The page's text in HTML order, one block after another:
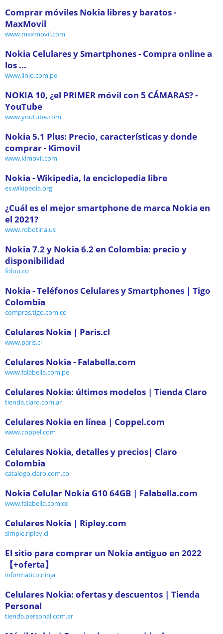
Comprar móviles Nokia libres y baratos -
MaxMovil
www.maxmovil.com
Nokia Celulares y Smartphones - Compra online a
los ...
www.linio.com.pe
NOKIA 10, ¿el PRIMER móvil con 5 CÁMARAS? -
YouTube
www.youtube.com
Nokia 5.1 Plus: Precio, características y donde
comprar - Kimovil
www.kimovil.com
Nokia - Wikipedia, la enciclopedia libre
es.wikipedia.org
¿Cuál es el mejor smartphone de marca Nokia en
el 2021?
www.robotina.us
Nokia 7.2 y Nokia 6.2 en Colombia: precio y
disponibilidad
folou.co
Nokia - Teléfonos Celulares y Smartphones | Tigo
Colombia
compras.tigo.com.co
Celulares Nokia | Paris.cl
www.paris.cl
Celulares Nokia - Falabella.com
www.falabella.com.pe
Celulares Nokia: últimos modelos | Tienda Claro
tienda.claro.com.ar
Celulares Nokia en línea | Coppel.com
www.coppel.com
Celulares Nokia, detalles y precios| Claro
Colombia
catalogo.claro.com.co
Nokia Celular Nokia G10 64GB | Falabella.com
www.falabella.com.co
Celulares Nokia | Ripley.com
simple.ripley.cl
El sitio para comprar un Nokia antiguo en 2022
【+oferta】
informatico.ninja
Celulares Nokia: ofertas y descuentos | Tienda
Personal
tienda.personal.com.ar